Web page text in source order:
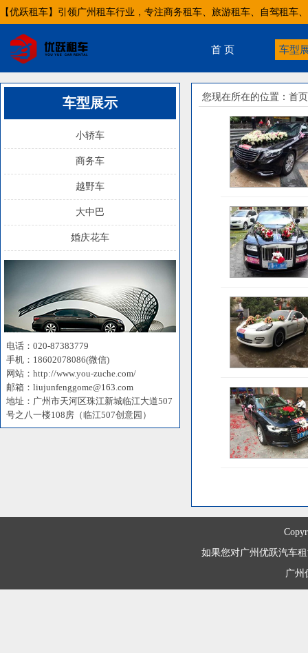
【优跃租车】引领广州租车行业，专注商务租车、旅游租车、自驾租车
首 页 车型
车型展示
小轿车
商务车
越野车
大中巴
婚庆花车
电话：020-87383779
手机：18602078086(微信)
网站：http://www.you-zuche.com/
邮箱：liujunfenggome@163.com
地址：广州市天河区珠江新城临江大道507
号之八一楼108房（临江507创意园）
您现在所在的位置： 首页
如果您对广州优跃汽车
广州